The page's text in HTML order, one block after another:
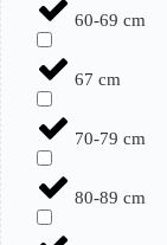
60-69 cm
67 cm
70-79 cm
80-89 cm